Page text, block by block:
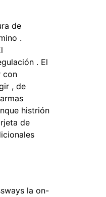
de
.
. El
con
, de
histrión
de
la on-